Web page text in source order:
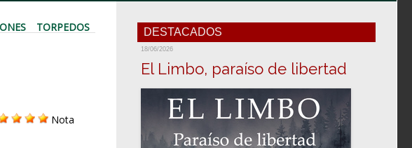
TORPEDOS
Nota
DESTACADOS
18/06/2026
El Limbo, paraíso de libertad